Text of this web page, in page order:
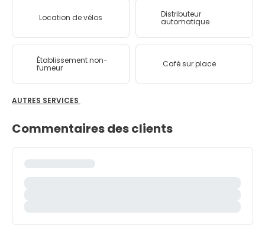
Location de vélos Distributeur
automatique
Établissement non-
fumeur Café sur place
AUTRES SERVICES
Commentaires des clients